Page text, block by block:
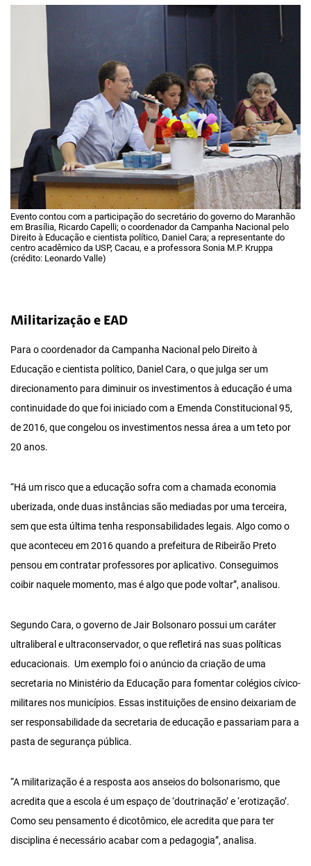
Evento contou com a participação do secretário do governo do Maranhão
em Brasília, Ricardo Capelli; o coordenador da Campanha Nacional pelo
Direito à Educação e cientista político, Daniel Cara; a representante do
centro acadêmico da USP, Cacau, e a professora Sonia M.P. Kruppa
(crédito: Leonardo Valle)
Militarização e EAD
Para o coordenador da Campanha Nacional pelo Direito à
Educação e cientista político, Daniel Cara, o que julga ser um
direcionamento para diminuir os investimentos à educação é uma
continuidade do que foi iniciado com a Emenda Constitucional 95,
de 2016, que congelou os investimentos nessa área a um teto por
20 anos.
“Há um risco que a educação sofra com a chamada economia
uberizada, onde duas instâncias são mediadas por uma terceira,
sem que esta última tenha responsabilidades legais. Algo como o
que aconteceu em 2016 quando a prefeitura de Ribeirão Preto
pensou em contratar professores por aplicativo. Conseguimos
coibir naquele momento, mas é algo que pode voltar”, analisou.
Segundo Cara, o governo de Jair Bolsonaro possui um caráter
ultraliberal e ultraconservador, o que refletirá nas suas políticas
educacionais. Um exemplo foi o anúncio da criação de uma
secretaria no Ministério da Educação para fomentar colégios cívico-
militares nos municípios. Essas instituições de ensino deixariam de
ser responsabilidade da secretaria de educação e passariam para a
pasta de segurança pública.
“A militarização é a resposta aos anseios do bolsonarismo, que
acredita que a escola é um espaço de ‘doutrinação’ e ‘erotização’.
Como seu pensamento é dicotômico, ele acredita que para ter
disciplina é necessário acabar com a pedagogia”, analisa.